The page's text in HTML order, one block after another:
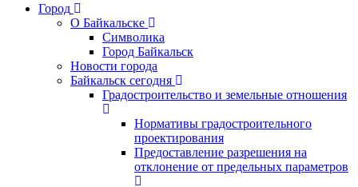
Город
О Байкальске
Символика
Город Байкальск
Новости города
Байкальск сегодня
Градостроительство и земельные отношения
Нормативы градостроительного
проектирования
Предоставление разрешения на
отклонение от предельных параметров